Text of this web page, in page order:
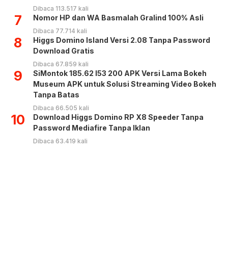
Dibaca 113.517 kali
7 Nomor HP dan WA Basmalah Gralind 100% Asli
Dibaca 77.714 kali
8
Higgs Domino Island Versi 2.08 Tanpa Password
Download Gratis
Dibaca 67.859 kali
9
SiMontok 185.62 l53 200 APK Versi Lama Bokeh
Museum APK untuk Solusi Streaming Video Bokeh
Tanpa Batas
Dibaca 66.505 kali
10
Download Higgs Domino RP X8 Speeder Tanpa
Password Mediafire Tanpa Iklan
Dibaca 63.419 kali